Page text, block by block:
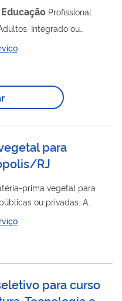
Educação Profissional
Integrado ou
concorrer a uma
para
RJ
prima vegetal para
ou privadas. A
institucional. Após
contato com o
definir prazos e a
Doenças
para curso